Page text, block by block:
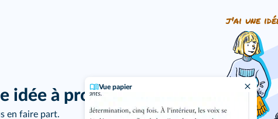
Vue papier
idée à proposer ?
en faire part.
j'ai une